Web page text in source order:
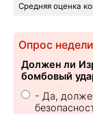
Средняя оценка
Опрос недели
Должен ли
бомбовый
- Да,